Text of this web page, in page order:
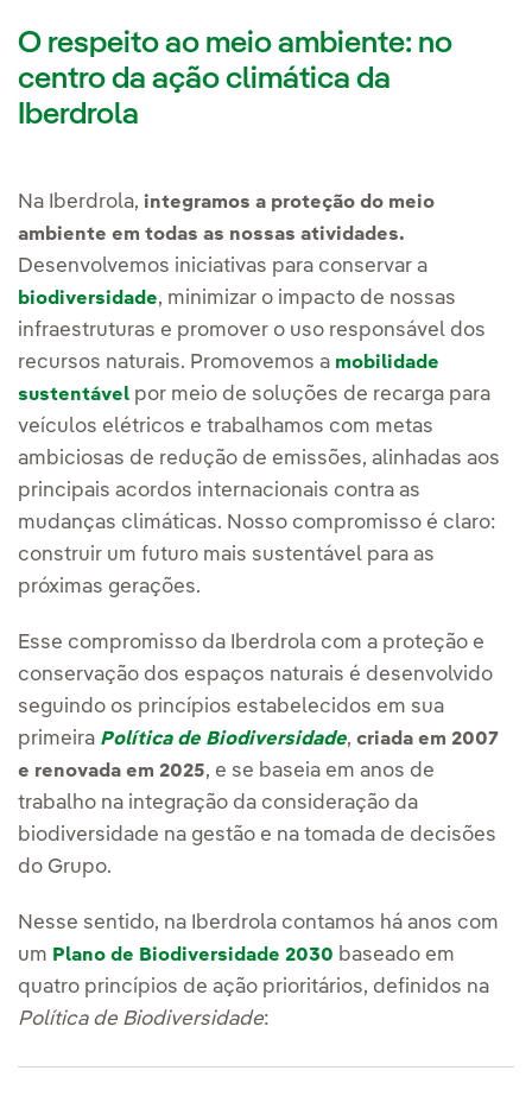
O respeito ao meio ambiente: no
centro da ação climática da
Iberdrola
Na Iberdrola, integramos a proteção do meio
ambiente em todas as nossas atividades.
Desenvolvemos iniciativas para conservar a
biodiversidade, minimizar o impacto de nossas
infraestruturas e promover o uso responsável dos
recursos naturais. Promovemos a mobilidade
sustentável por meio de soluções de recarga para
veículos elétricos e trabalhamos com metas
ambiciosas de redução de emissões, alinhadas aos
principais acordos internacionais contra as
mudanças climáticas. Nosso compromisso é claro:
construir um futuro mais sustentável para as
próximas gerações.
Esse compromisso da Iberdrola com a proteção e
conservação dos espaços naturais é desenvolvido
seguindo os princípios estabelecidos em sua
primeira Política de Biodiversidade, criada em 2007
e renovada em 2025, e se baseia em anos de
trabalho na integração da consideração da
biodiversidade na gestão e na tomada de decisões
do Grupo.
Nesse sentido, na Iberdrola contamos há anos com
um Plano de Biodiversidade 2030 baseado em
quatro princípios de ação prioritários, definidos na
Política de Biodiversidade: